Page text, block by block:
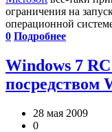
ограничения на
операционной
0 Подробнее
Windows 7
посредством
28 мая 2009
0